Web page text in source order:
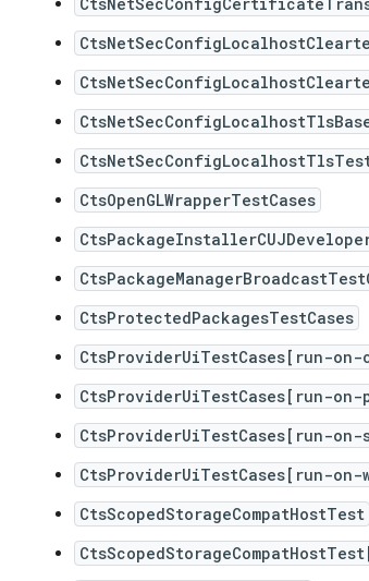
CtsOpenGLWrapperTestCases
CtsProtectedPackagesTestCases
CtsProviderUiTestCases[run-
CtsProviderUiTestCases[run-
CtsProviderUiTestCases[run-on-
CtsProviderUiTestCases[run-
CtsScopedStorageCompatHostTest